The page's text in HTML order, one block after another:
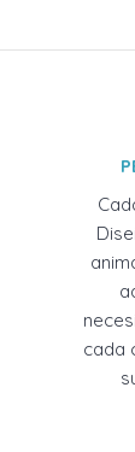
cada